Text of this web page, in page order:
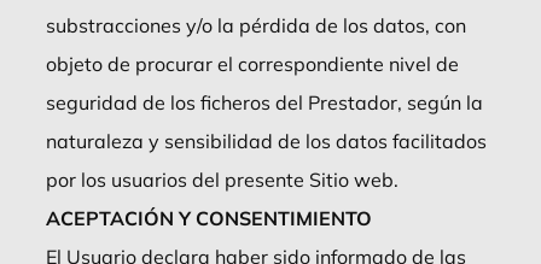
substracciones y/o la pérdida de los datos, con
objeto de procurar el correspondiente nivel de
seguridad de los ficheros del Prestador, según la
naturaleza y sensibilidad de los datos facilitados
por los usuarios del presente Sitio web.
ACEPTACIÓN Y CONSENTIMIENTO
El Usuario declara haber sido informado de las